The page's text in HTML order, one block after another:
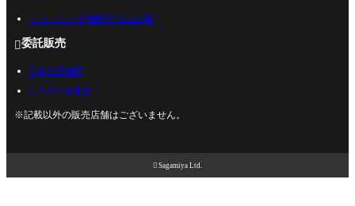
フィッシング相模屋 Yahoo!店
委託販売
U-BASE相模
U-BASE海老名
※記載以外の販売店舗はございません。
 Sagamiya Ltd.